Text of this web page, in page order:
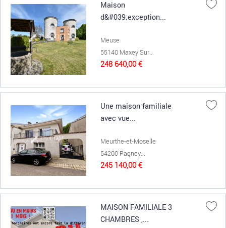
Maison
d&#039;exception...
Meuse
55140 Maxey Sur...
248 640,00 €
Une maison familiale
avec vue...
Meurthe-et-Moselle
54200 Pagney...
245 140,00 €
MAISON FAMILIALE 3
CHAMBRES ,...